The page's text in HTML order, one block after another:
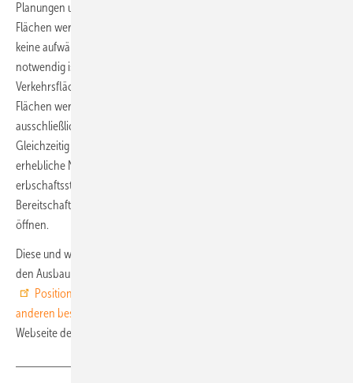
Planungen und den Genehmigungsverfahren überfordert sind. Die
Flächen werden auch schneller verfügbar, wenn für die Genehmigung
keine aufwändige und langwierige Umwidmung der Flächen mehr
notwendig ist. Schließlich sei eine Einordnung als Siedlungs- und
Verkehrsflächen ist nicht sachgerecht. Denn die für Agri-PV genutzten
Flächen werden nicht versiegelt und können danach wieder der
ausschließlichen landwirtschaftlichen Nutzung überlassen werden.
Gleichzeitig bringt die Einstufung als Siedlungs- und Verkehrsfläche
erhebliche Nachteile mit sich, wie beispielsweise der Wegfall
erbschaftssteuerlicher Begünstigungen. Das hemmt derzeit die
Bereitschaft, landwirtschaftlich genutzte Flächen für Agri-PV zu
öffnen.
Diese und weitere Forderungen seitens des BDEW an die Politik, um
den Ausbau der Agriphotovoltaik zu beschleunigen finden Sie im
Positionspapier „12 Impulse, um die Potenziale von Agri-PV und
anderen besonderen Solaranlagen zu heben“
Webseite des BDEW herunterladen können. (su)